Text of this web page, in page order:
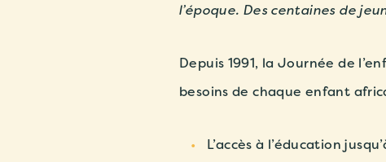
l’époque. Des centaines de
Depuis 1991, la Journée de
besoins de chaque enfant
L’accès à l’éducation